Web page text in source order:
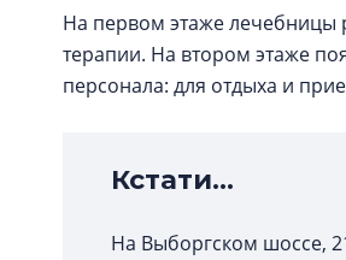
На первом этаже лечебницы
терапии. На втором этаже
персонала: для отдыха и
Кстати...
На Выборгском шоссе,